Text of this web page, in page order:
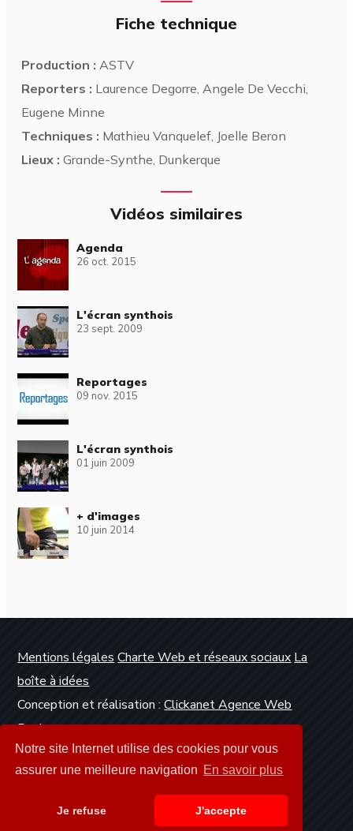
Notre site Internet utilise des cookies pour vous
assurer une meilleure navigation En savoir plus
Je refuse J'accepte
Fiche technique
Production : ASTV
Reporters : Laurence Degorre, Angele De Vecchi,
Eugene Minne
Techniques : Mathieu Vanquelef, Joelle Beron
Lieux : Grande-Synthe, Dunkerque
Vidéos similaires
Agenda
26 oct. 2015
L'écran synthois
23 sept. 2009
Reportages
09 nov. 2015
L'écran synthois
01 juin 2009
+ d'images
10 juin 2014
Mentions légales Charte Web et réseaux sociaux La
boîte à idées
Conception et réalisation :Clickanet Agence Web
Dunkerque